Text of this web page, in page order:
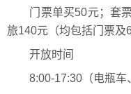
门票单买50元；套票
旅140元（均包括门票及
开放时间
8:00-17:30（电瓶车、